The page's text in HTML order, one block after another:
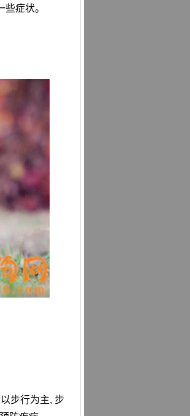
症状。
步行为主, 步